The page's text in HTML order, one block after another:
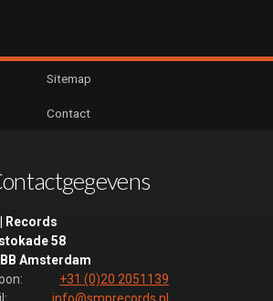
Sitemap
Contact
Records
58
Amsterdam
+31 (0)20 2051139